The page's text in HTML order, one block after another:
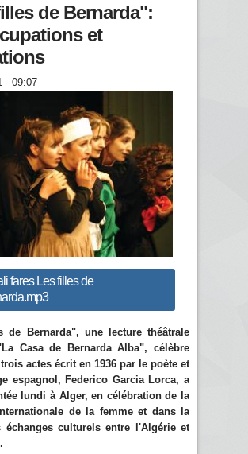
de Bernarda":
et
- 09:07
fares Les filles de
de Bernarda", une lecture théâtrale
Casa de Bernarda Alba", célèbre
actes écrit en 1936 par le poète et
espagnol, Federico Garcia Lorca, a
lundi à Alger, en célébration de la
de la femme et dans la
échanges culturels entre l'Algérie et